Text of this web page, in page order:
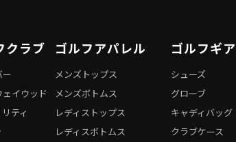
クラブ
ー
ェイウッド
ティ
ゴルフアパレル
メンズトップス
メンズボトムス
レディストップス
レディスボトムス
ゴルフギア
シューズ
グローブ
キャディバッグ
クラブケース